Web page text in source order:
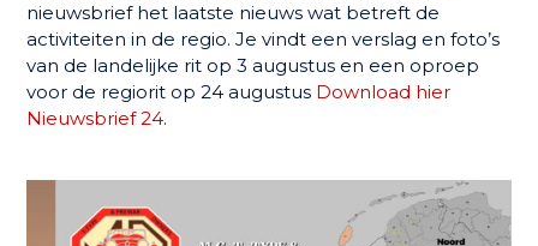
nieuwsbrief het laatste nieuws wat betreft de
activiteiten in de regio. Je vindt een verslag en foto’s
van de landelijke rit op 3 augustus en een oproep
voor de regiorit op 24 augustus Download hier
Nieuwsbrief 24.